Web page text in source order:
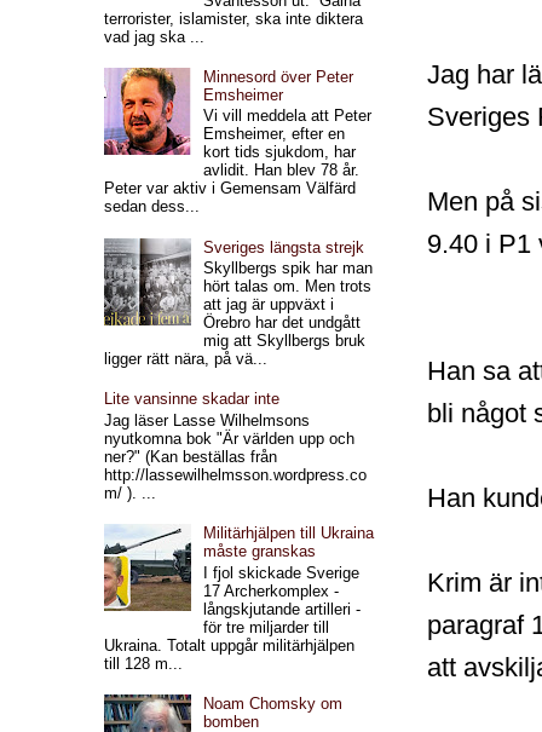
Jag har
Sveriges
Men på
9.40 i P1
Han sa
bli något
Han
Krim är
paragraf
att
terrorister, islamister, ska inte diktera
vad jag ska ...
Minnesord över Peter
Emsheimer
Vi vill meddela att Peter
Emsheimer, efter en
kort tids sjukdom, har
avlidit. Han blev 78 år.
Peter var aktiv i Gemensam Välfärd
sedan dess...
Sveriges längsta strejk
Skyllbergs spik har man
hört talas om. Men trots
att jag är uppväxt i
Örebro har det undgått
mig att Skyllbergs bruk
ligger rätt nära, på vä...
Lite vansinne skadar inte
Jag läser Lasse Wilhelmsons
nyutkomna bok "Är världen upp och
ner?" (Kan beställas från
http://lassewilhelmsson.wordpress.co
m/ ). ...
Militärhjälpen till Ukraina
måste granskas
I fjol skickade Sverige
17 Archerkomplex -
långskjutande artilleri -
för tre miljarder till
Ukraina. Totalt uppgår militärhjälpen
till 128 m...
Noam Chomsky om
bomben